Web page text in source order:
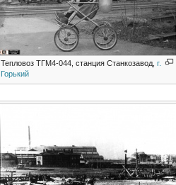
Тепловоз ТГМ4-044, станция Станкозавод,г.
Горький